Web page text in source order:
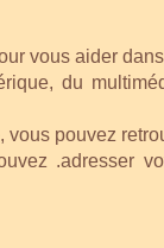
vous aider
du
vous pouvez
.adresser